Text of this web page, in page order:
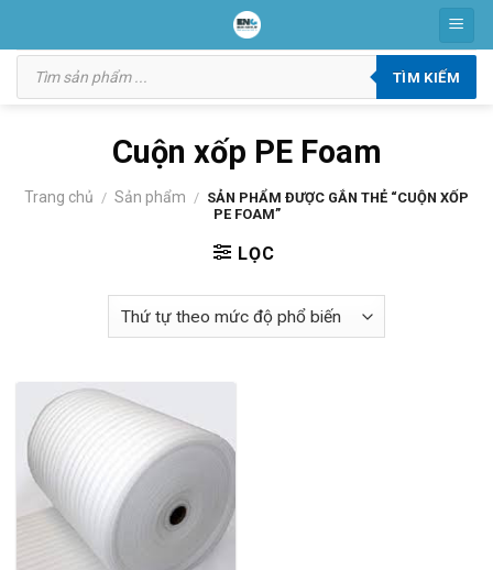
content
Tìm
kiếm
phẩm
TÌM KIẾM
Cuộn xốp PE Foam
Trang chủ / Sản phẩm / SẢN PHẨM ĐƯỢC GẮN THẺ “CUỘN XỐP
PE FOAM”
LỌC